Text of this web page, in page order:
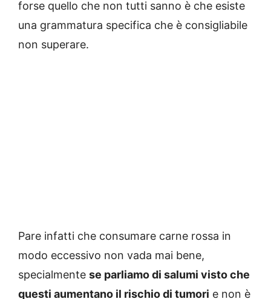
forse quello che non tutti sanno è che esiste
una grammatura specifica che è consigliabile
non superare.
Pare infatti che consumare carne rossa in
modo eccessivo non vada mai bene,
specialmente se parliamo di salumi visto che
questi aumentano il rischio di tumori e non è